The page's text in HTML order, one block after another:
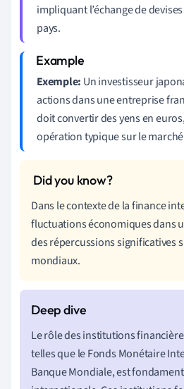
impliquant l’échange de
pays.
Exemple: Un investisseur
actions dans une entreprise
doit convertir des yens en
opération typique sur le
Dans le contexte de la finance
fluctuations économiques dans
des répercussions significatives
mondiaux.
Le rôle des institutions
telles que le Fonds Monétaire
Banque Mondiale, est